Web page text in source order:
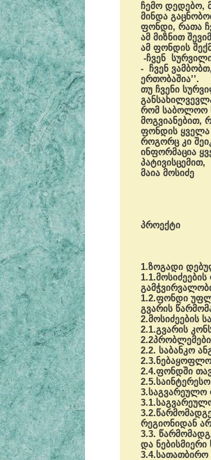
ჩემო დედებო,
მინდა
ფონდი, რათა
ამ მიზნით
ამ ფონდის
-ჩვენ
- ჩვენ
ერთობაშია’’.
თუ ჩვენი
რომ საბოლოო
მოგვიანებით,
ფონდის ყველა
როგორც კი
ინფორმაცია
პატივისცემით,
მაია მოსიძე
1.ზოგადი
1.2.ფონდი
გვარის
2.მოსიძეების
2.1.გვარის
2.2. საბანკო
2.4.ფონდში
3.საგვარეულო
რეგიონიდან
3.3.
და
3.4.სათათბირო